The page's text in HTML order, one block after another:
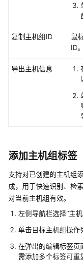
号
LTS
集
成
志
搜
索
分
析
复制主机组ID
鼠
ID。
导出主机信息
添加主机组标签
支持对已创建的主机组
成，用于快速识别、检
对当前主机组有效。
左侧导航栏选择“主
单击目标主机组操作
在弹出的编辑标签页
需添加多个标签可重